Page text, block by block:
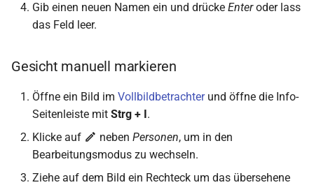
Gib einen neuen Namen ein und drücke Enteroder lass
das Feld leer.
Gesicht manuell markieren
Öffne ein Bild im Vollbildbetrachterund öffne die Info-
Seitenleiste mit Strg + I.
Klicke auf
neben Personen, um in den
Bearbeitungsmodus zu wechseln.
Ziehe auf dem Bild ein Rechteck um das übersehene